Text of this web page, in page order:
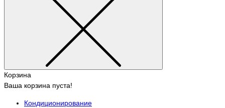
Корзина
Ваша корзина пуста!
Кондиционирование